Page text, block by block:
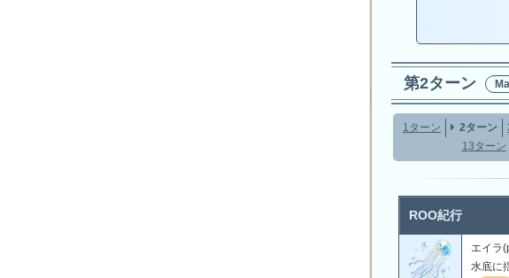
第2ターン
1ターン 2ターン
13ターン
ROO紀行
エイラ
水底に